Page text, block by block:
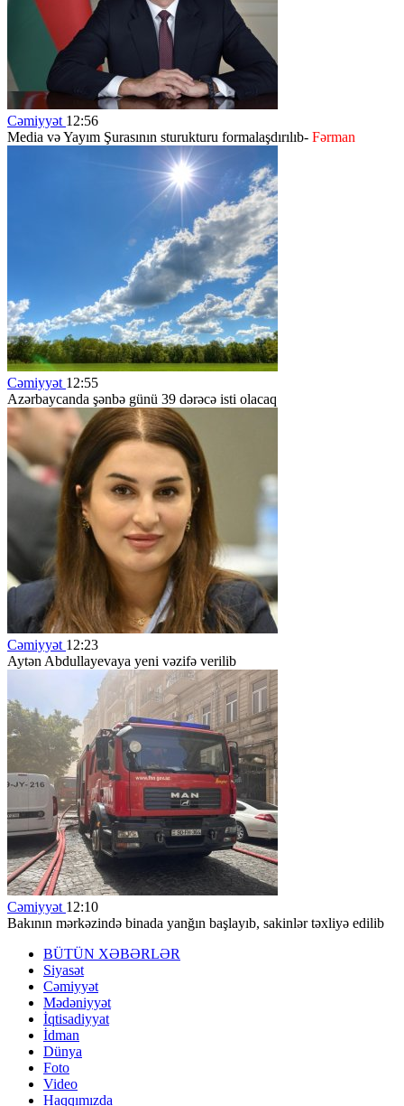
Cəmiyyət 12:56
Media və Yayım Şurasının sturukturu formalaşdırılıb- Fərman
Cəmiyyət 12:55
Azərbaycanda şənbə günü 39 dərəcə isti olacaq
Cəmiyyət 12:23
Aytən Abdullayevaya yeni vəzifə verilib
Cəmiyyət 12:10
Bakının mərkəzində binada yanğın başlayıb, sakinlər təxliyə edilib
BÜTÜN XƏBƏRLƏR
Siyasət
Cəmiyyət
Mədəniyyət
İqtisadiyyat
İdman
Dünya
Foto
Video
Haqqımızda